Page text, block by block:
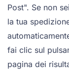
Post". Se non
la tua
fai clic sul
pagina dei